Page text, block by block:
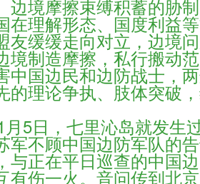
边境摩擦束缚积蓄的胁
在理解形态、国度利益
友缓缓走向对立，边境
境制造摩擦，私行搬动
中国边民和边防战士，
的理论争执、肢体突破
5日，七里沁岛就发生
军不顾中国边防军队的
与正在平日巡查的中国
有伤一火。音问传到北